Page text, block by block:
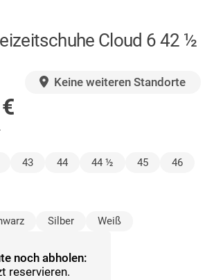
Cloud 6 42 ½
Keine weiteren Standorte
€
43 44 44 ½ 45 46
Silber Weiß
noch abholen:
reservieren.